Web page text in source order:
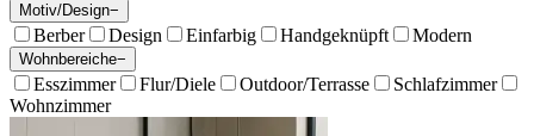
Motiv/Design−
Berber Design Einfarbig Handgeknüpft Modern
Wohnbereiche−
Esszimmer Flur/Diele Outdoor/Terrasse
Schlafzimmer
Wohnzimmer